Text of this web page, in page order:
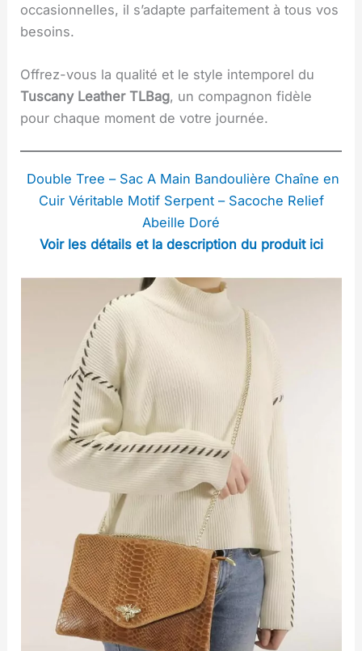
occasionnelles, il s’adapte parfaitement à tous vos
besoins.
Offrez-vous la qualité et le style intemporel du
Tuscany Leather TLBag, un compagnon fidèle
pour chaque moment de votre journée.
Double Tree – Sac A Main Bandoulière Chaîne en
Cuir Véritable Motif Serpent – Sacoche Relief
Abeille Doré
Voir les détails et la description du produit ici